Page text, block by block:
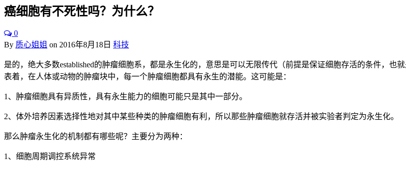
癌细胞有不死性吗？为什么？
0
By 质心姐姐 on 2016年8月18日 科技
是的，绝大多数established的肿瘤细胞系，都是永生化的，意思是可以无限传代（前提是保证细胞存活的条件，
表着，在人体或动物的肿瘤块中，每一个肿瘤细胞都具有永生的潜能。这可能是：
1、肿瘤细胞具有异质性，具有永生能力的细胞可能只是其中一部分。
2、体外培养因素选择性地对其中某些种类的肿瘤细胞有利，所以那些肿瘤细胞就存活并被实验者判定为永生化。
那么肿瘤永生化的机制都有哪些呢？主要分为两种：
1、细胞周期调控系统异常